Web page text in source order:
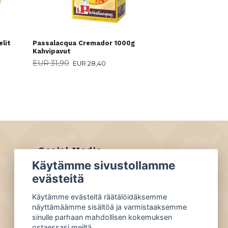
Passalacqua Cremador 1000g
Kahvipavut
EUR 31,90 EUR 28,40
Social Media
Facebook
Käytämme sivustollamme
evästeitä
Käytämme evästeitä räätälöidäksemme
näyttämäämme sisältöä ja varmistaaksemme
sinulle parhaan mahdollisen kokemuksen